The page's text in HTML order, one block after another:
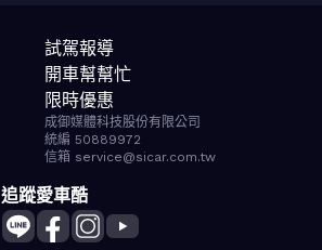
試駕報導
開車幫幫忙
限時優惠
成御媒體科技股份有限公司
統編 50889972
信箱 service@sicar.com.tw
追蹤愛車酷